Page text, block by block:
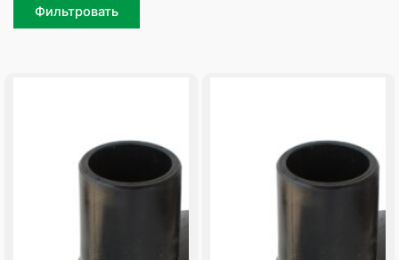
Фильтровать